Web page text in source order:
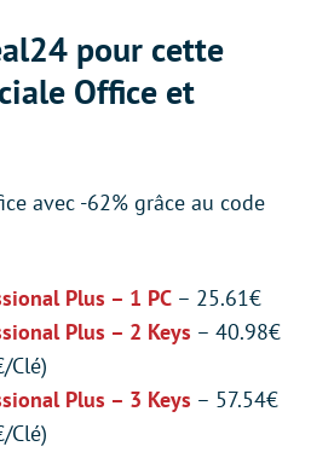
pour cette
Office et
avec -62% grâce au code
Plus – 1 PC – 25.61€
Plus – 2 Keys – 40.98€
Clé)
Plus – 3 Keys – 57.54€
Clé)